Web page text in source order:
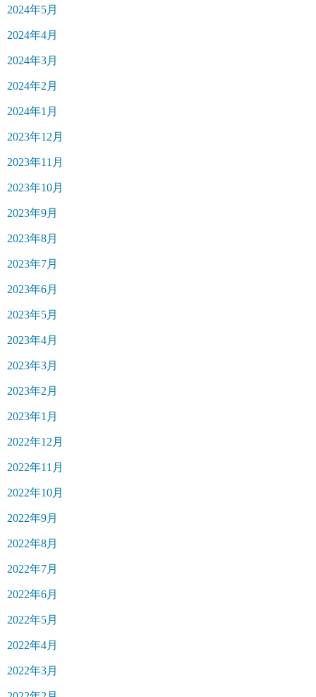
2024年5月
2024年4月
2024年3月
2024年2月
2024年1月
2023年12月
2023年11月
2023年10月
2023年9月
2023年8月
2023年7月
2023年6月
2023年5月
2023年4月
2023年3月
2023年2月
2023年1月
2022年12月
2022年11月
2022年10月
2022年9月
2022年8月
2022年7月
2022年6月
2022年5月
2022年4月
2022年3月